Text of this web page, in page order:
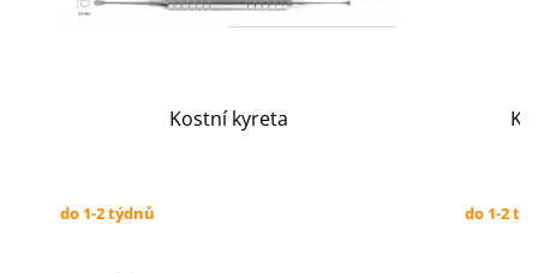
Kostní kyreta
do 1-2 týdnů do 1-2